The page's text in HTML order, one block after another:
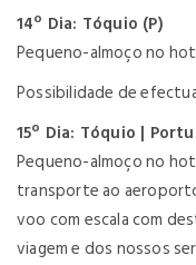
14º Dia: Tóquio (P)
Pequeno-almoço no
Possibilidade de
15º Dia: Tóquio |
Pequeno-almoço no
transporte ao
voo com escala com
viagem e dos nossos